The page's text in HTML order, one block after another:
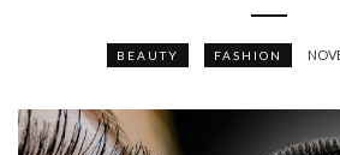
BEAUTY FASHION